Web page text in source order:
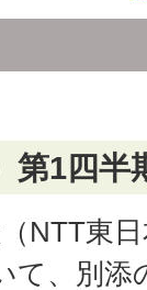
第1四半
NTT東
て、別